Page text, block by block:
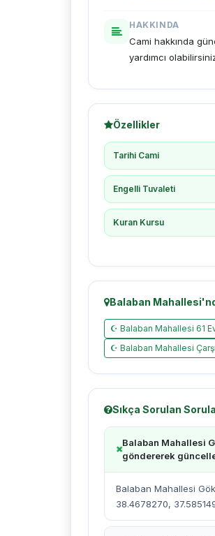
HAKKINDA
Cami hakkında
yardımcı
Özellikler
Tarihi Cami
Engelli Tuvaleti
Kuran Kursu
Balaban
☪ Balaban Mahallesi 61
☪ Balaban Mahallesi
Sıkça Sorulan
Balaban Mahallesi
göndererek
Balaban Mahallesi
38.4678270,